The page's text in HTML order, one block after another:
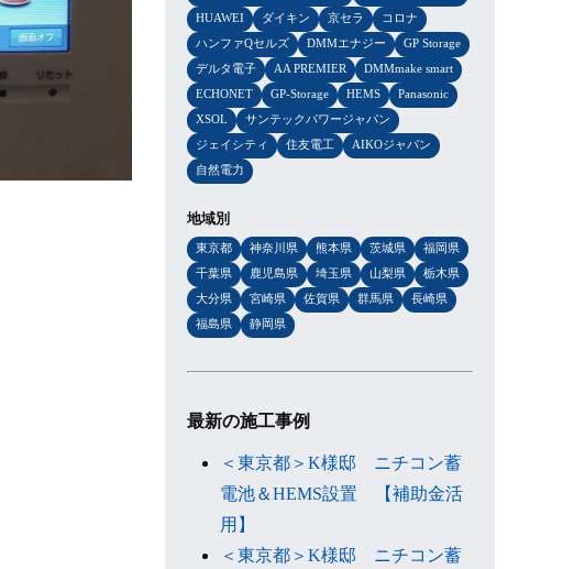
HUAWEI
ダイキン 京セラ
コロナ
ハンファQセルズ
DMMエナジー
GP Storage
デルタ電子
AA PREMIER
DMMmake smart
ECHONET
GP-Storage HEMS
Panasonic
XSOL
サンテックパワージャパン
ジェイシティ
住友電工
AIKOジャパン
自然電力
地域別
東京都 神奈川県 熊本県 茨城県
福岡県
千葉県
鹿児島県 埼玉県 山梨県
栃木県
大分県
宮崎県 佐賀県 群馬県
長崎県
福島県
静岡県
最新の施工事例
＜東京都＞K様邸 ニチコン蓄
電池＆HEMS設置 【補助金活
用】
＜東京都＞K様邸 ニチコン蓄